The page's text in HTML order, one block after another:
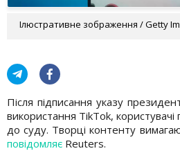
Ілюстративне зображення / Getty
Після підписання указу
використання TikTok,
до суду. Творці контенту
повідомляє Reuters.